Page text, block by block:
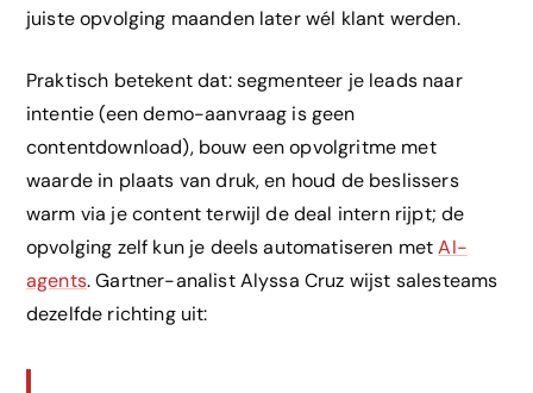
juiste opvolging maanden later wél klant werden.
Praktisch betekent dat: segmenteer je leads naar
intentie (een demo-aanvraag is geen
contentdownload), bouw een opvolgritme met
waarde in plaats van druk, en houd de beslissers
warm via je content terwijl de deal intern rijpt; de
opvolging zelf kun je deels automatiseren metAI-
agents. Gartner-analist Alyssa Cruz wijst salesteams
dezelfde richting uit: